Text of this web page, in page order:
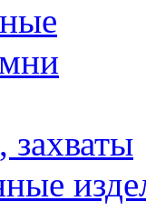
захваты